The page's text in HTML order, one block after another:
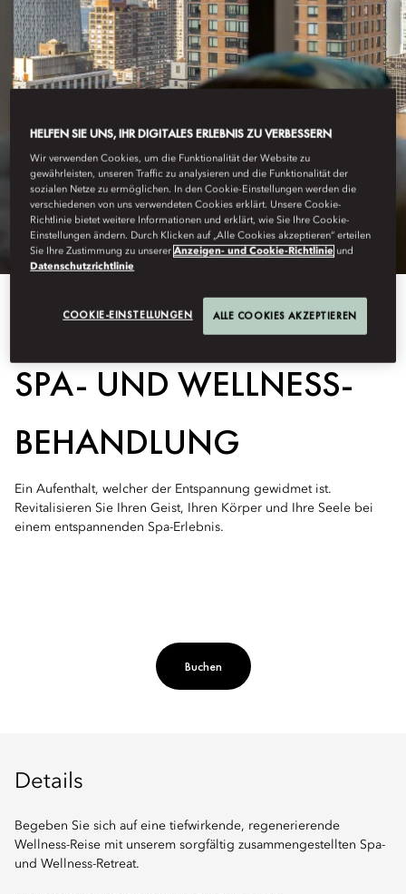
SPA- UND WELLNESS-
BEHANDLUNG
Ein Aufenthalt, welcher der Entspannung gewidmet ist.
Revitalisieren Sie Ihren Geist, Ihren Körper und Ihre Seele bei
einem entspannenden Spa-Erlebnis.
Buchen
Details
Begeben Sie sich auf eine tiefwirkende, regenerierende
Wellness-Reise mit unserem sorgfältig zusammengestellten Spa-
und Wellness-Retreat.
HELFEN SIE UNS, IHR DIGITALES ERLEBNIS ZU VERBESSERN
Wir verwenden Cookies, um die Funktionalität der Website zu
gewährleisten, unseren Traffic zu analysieren und die Funktionalität der
sozialen Netze zu ermöglichen. In den Cookie-Einstellungen werden die
verschiedenen von uns verwendeten Cookies erklärt. Unsere Cookie-
Richtlinie bietet weitere Informationen und erklärt, wie Sie Ihre Cookie-
Einstellungen ändern. Durch Klicken auf „Alle Cookies akzeptieren“ erteilen
Sie Ihre Zustimmung zu unsererAnzeigen- und Cookie-Richtlinie und
Datenschutzrichtlinie
COOKIE-EINSTELLUNGEN ALLE COOKIES AKZEPTIEREN